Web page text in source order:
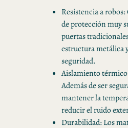
Resistencia a
de protección muy
puertas
estructura metálica
seguridad.
Aislamiento
Además de ser
mantener la
reducir el ruido
Durabilidad: Los